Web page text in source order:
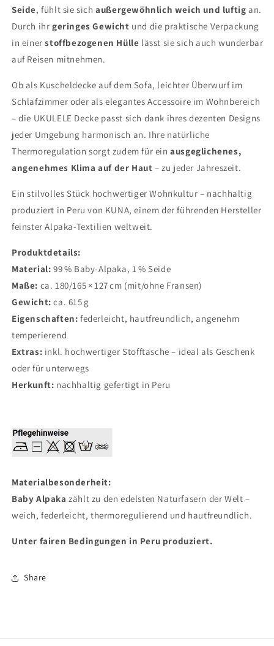
Seide, fühlt sie sichaußergewöhnlich weich und luftig an.
Durch ihr geringes Gewicht und die praktische Verpackung
in einerstoffbezogenen Hülle lässt sie sich auch wunderbar
auf Reisen mitnehmen.
Ob als Kuscheldecke auf dem Sofa, leichter Überwurf im
Schlafzimmer oder als elegantes Accessoire im Wohnbereich
– die UKULELE Decke passt sich dank ihres dezenten Designs
jeder Umgebung harmonisch an. Ihre natürliche
Thermoregulation sorgt zudem für einausgeglichenes,
angenehmes Klima auf der Haut – zu jeder Jahreszeit.
Ein stilvolles Stück hochwertiger Wohnkultur – nachhaltig
produziert in Peru von KUNA, einem der führenden Hersteller
feinster Alpaka-Textilien weltweit.
Produktdetails:
Material: 99 % Baby-Alpaka, 1 % Seide
Maße: ca. 180/165 × 127 cm (mit/ohne Fransen)
Gewicht: ca. 615 g
Eigenschaften: federleicht, hautfreundlich, angenehm
temperierend
Extras: inkl. hochwertiger Stofftasche – ideal als Geschenk
oder für unterwegs
Herkunft: nachhaltig gefertigt in Peru
Materialbesonderheit:
Baby Alpaka zählt zu den edelsten Naturfasern der Welt –
weich, federleicht, thermoregulierend und hautfreundlich.
Unter fairen Bedingungen in Peru produziert.
Share